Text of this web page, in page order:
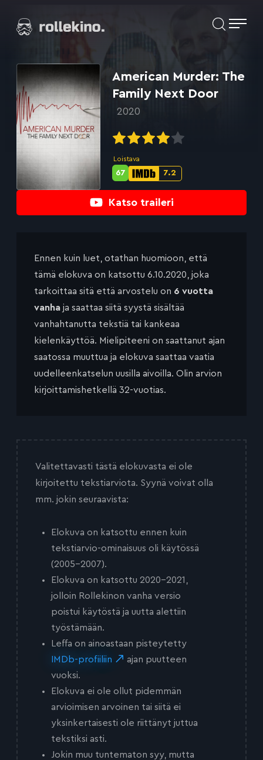
suoraan
Elokuvat ja elokuva-arviot | Rollekino.fi
Katso traileri
American Murder: The
Family Next Door
2020
Loistava
IMDb-
pisteet:
7.2
Metascore-
67
Ennen kuin luet, otathan huomioon, että
tämä elokuva on katsottu 6.10.2020, joka
tarkoittaa sitä että arvostelu on 6 vuotta
vanha ja saattaa siitä syystä sisältää
vanhahtanutta tekstiä tai kankeaa
kielenkäyttöä. Mielipiteeni on saattanut ajan
saatossa muuttua ja elokuva saattaa vaatia
uudelleenkatselun uusilla aivoilla. Olin arvion
kirjoittamishetkellä 32-vuotias.
Valitettavasti tästä elokuvasta ei ole
kirjoitettu tekstiarviota. Syynä voivat olla
mm. jokin seuraavista:
Elokuva on katsottu ennen kuin
tekstiarvio-ominaisuus oli käytössä
(2005-2007).
Elokuva on katsottu 2020-2021,
jolloin Rollekinon vanha versio
poistui käytöstä ja uutta alettiin
työstämään.
Leffa on ainoastaan pisteytetty
IMDb-profiiliin
ajan puutteen
vuoksi.
Elokuva ei ole ollut pidemmän
arvioimisen arvoinen tai siitä ei
yksinkertaisesti ole riittänyt juttua
tekstiksi asti.
Jokin muu tuntematon syy, mutta